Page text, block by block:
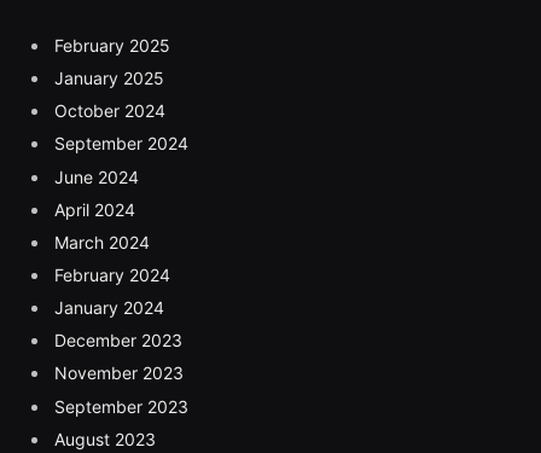
February 2025
January 2025
October 2024
September 2024
June 2024
April 2024
March 2024
February 2024
January 2024
December 2023
November 2023
September 2023
August 2023